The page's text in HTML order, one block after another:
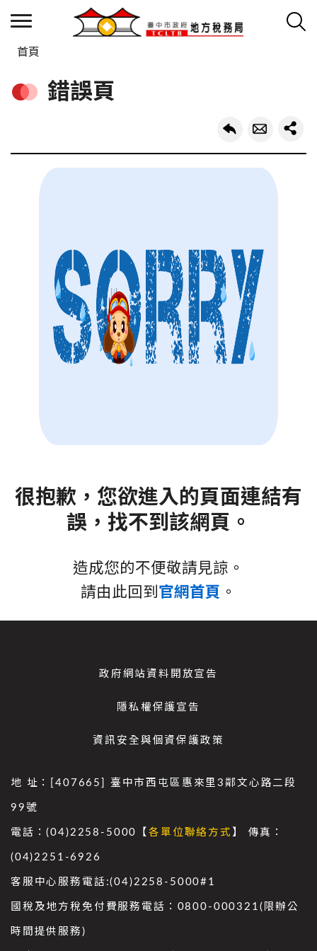
首頁
錯誤頁
很抱歉，您欲進入的頁面連結有
誤，找不到該網頁。
造成您的不便敬請見諒。
請由此回到官網首頁 。
政府網站資料開放宣告
隱私權保護宣告
資訊安全與個資保護政策
地 址：[407665] 臺中市西屯區惠來里3鄰文心路二段
99號
電話：(04)2258-5000【各單位聯絡方式 】 傳真：
(04)2251-6926
客服中心服務電話:(04)2258-5000#1
國稅及地方稅免付費服務電話：0800-000321(限辦公
時間提供服務)